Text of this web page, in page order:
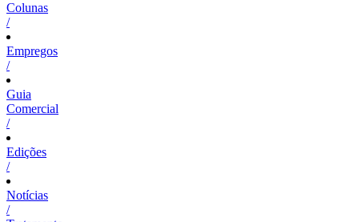
Colunas
/
Empregos
/
Guia
Comercial
/
Edições
/
Notícias
/